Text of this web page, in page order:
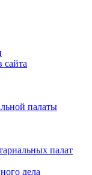
сайта
палаты
палат
дела